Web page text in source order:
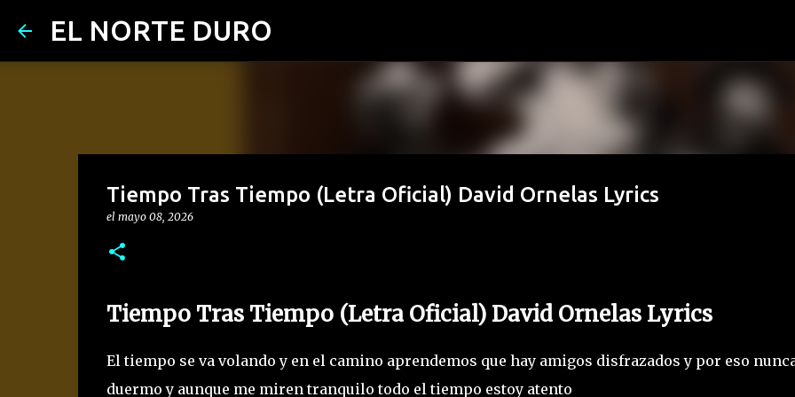
EL NORTE DURO
Tiempo Tras Tiempo (Letra Oficial) David Ornelas Lyrics
el mayo 08, 2026
Tiempo Tras Tiempo (Letra Oficial) David Ornelas Lyrics
El tiempo se va volando y en el camino aprendemos que hay amigos disfrazados y por eso
duermo y aunque me miren tranquilo todo el tiempo estoy atento